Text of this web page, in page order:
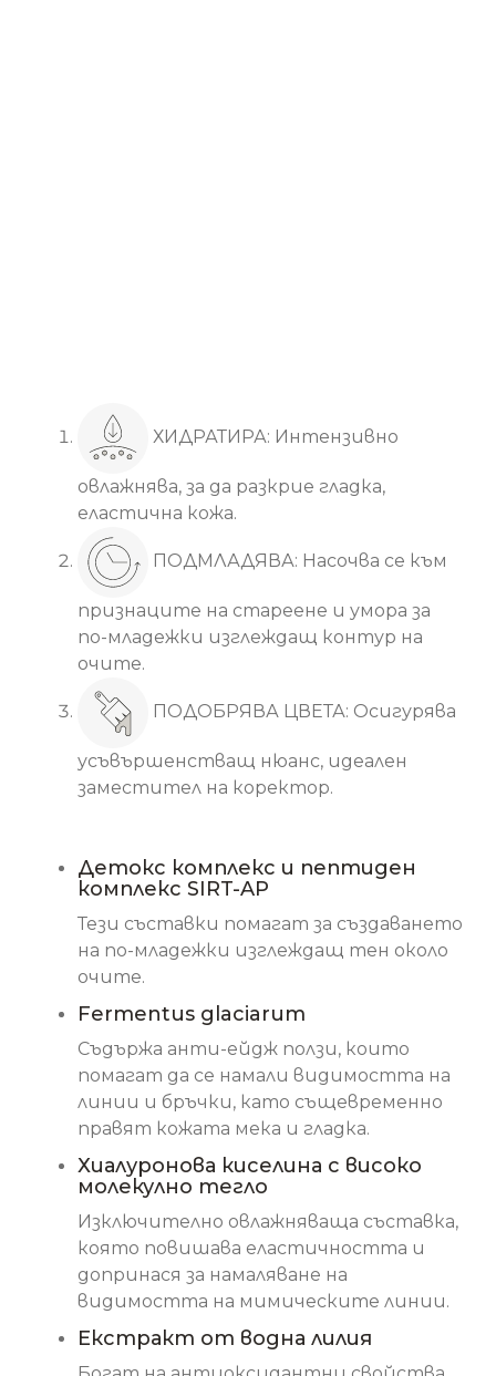
ХИДРАТИРА: Интензивно
овлажнява, за да разкрие гладка,
еластична кожа.
ПОДМЛАДЯВА: Насочва се към
признаците на стареене и умора за
по-младежки изглеждащ контур на
очите.
ПОДОБРЯВА ЦВЕТА: Осигурява
усъвършенстващ нюанс, идеален
заместител на коректор.
Детокс комплекс и пептиден
комплекс SIRT-AP
Тези съставки помагат за създаването
на по-младежки изглеждащ тен около
очите.
Fermentus glaciarum
Съдържа анти-ейдж ползи, които
помагат да се намали видимостта на
линии и бръчки, като същевременно
правят кожата мека и гладка.
Хиалуронова киселина с високо
молекулно тегло
Изключително овлажняваща съставка,
която повишава еластичността и
допринася за намаляване на
видимостта на мимическите линии.
Екстракт от водна лилия